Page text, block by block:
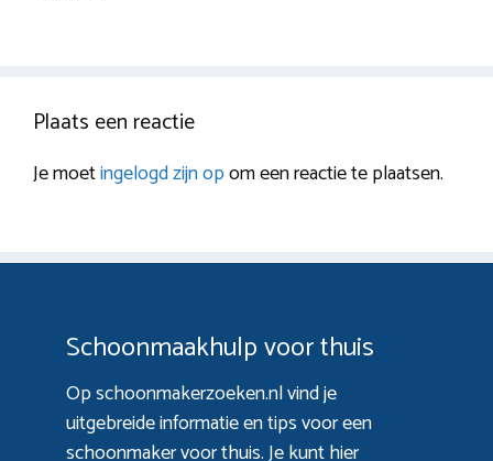
Plaats een reactie
Je moetingelogd zijn opom een reactie te plaatsen.
Schoonmaakhulp voor thuis
Op schoonmakerzoeken.nl vind je
uitgebreide informatie en tips voor een
schoonmaker voor thuis. Je kunt hier